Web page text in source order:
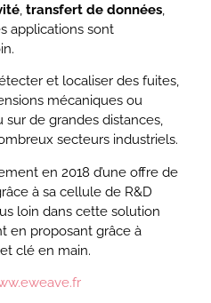
, transfert de données,
applications sont
et localiser des fuites,
mécaniques ou
sur de grandes distances,
secteurs industriels.
en 2018 d’une offre de
à sa cellule de R&D
loin dans cette solution
en proposant grâce à
clé en main.